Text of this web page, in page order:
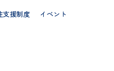
支援制度 イベント